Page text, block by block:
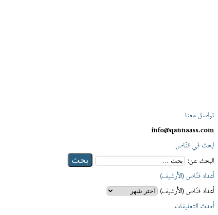
تواصل معنا
info@qannaass.com
ابحث في قنّاص
البحث عن:
أعداد قنّاص (الأرشيف)
أعداد قنّاص (الأرشيف)
أحدث التعليقات